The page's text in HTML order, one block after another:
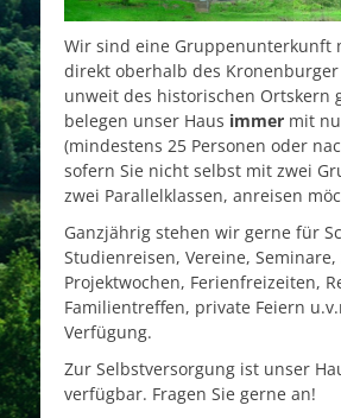
Wir sind eine Gruppenunterkunft
direkt oberhalb des Kronenburger
unweit des historischen Ortskern
belegen unser Haus immer mit
(mindestens 25 Personen oder
sofern Sie nicht selbst mit zwei
zwei Parallelklassen, anreisen
Ganzjährig stehen wir gerne für
Studienreisen, Vereine,
Projektwochen, Ferienfreizeiten,
Familientreffen, private Feiern
Verfügung.
Zur Selbstversorgung ist unser
verfügbar. Fragen Sie gerne an!